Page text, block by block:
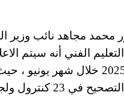
محمد مجاهد نائب وزير
الفني أنه سيتم
نتائج الدبلومات 2025 خلال شهر
بعد انتهاء عملية